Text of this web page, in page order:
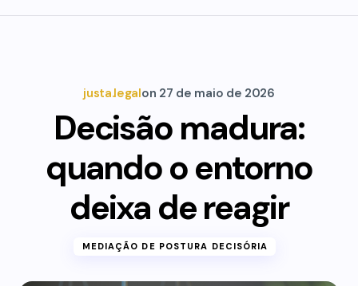
justa.legalon 27 de maio de 2026
Decisão madura:
quando o entorno
deixa de reagir
MEDIAÇÃO DE POSTURA DECISÓRIA